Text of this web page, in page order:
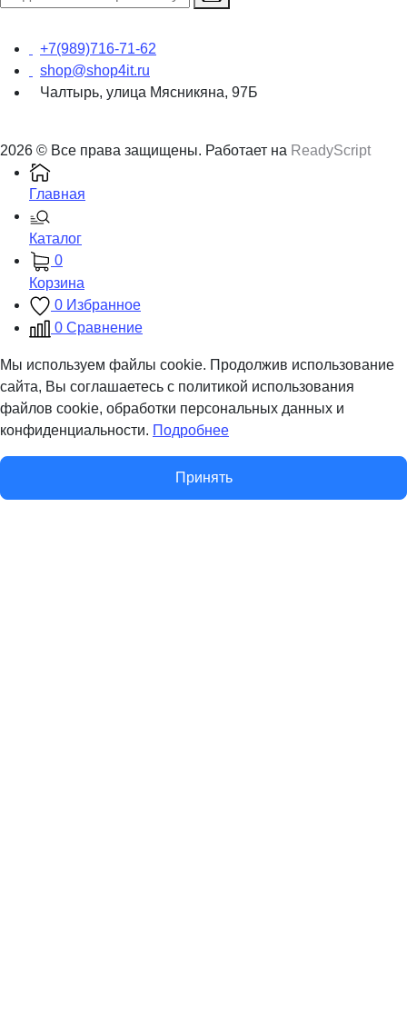
+7(989)716-71-62
shop@shop4it.ru
Чалтырь, улица Мясникяна, 97Б
2026 © Все права защищены. Работает на ReadyScript
Главная
Каталог
0
Корзина
0 Избранное
0 Сравнение
Мы используем файлы cookie. Продолжив использование
сайта, Вы соглашаетесь с политикой использования
файлов cookie, обработки персональных данных и
конфиденциальности. Подробнее
Принять